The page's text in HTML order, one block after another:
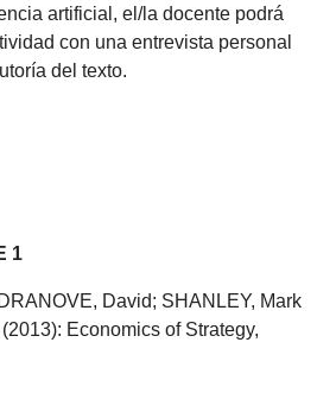
artificial, el/la docente podrá
con una entrevista personal
del texto.
1
David; SHANLEY, Mark
Economics of Strategy,